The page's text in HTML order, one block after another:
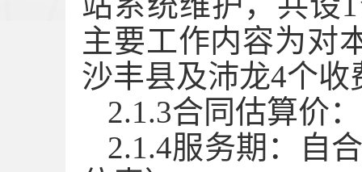
主要工作内容为对
沙丰县及沛龙4个
2.1.3合同估算价：
2.1.4服务期：
自